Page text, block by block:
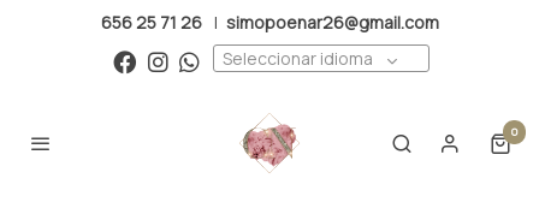
656 25 71 26 | simopoenar26@gmail.com
Seleccionar idioma
0